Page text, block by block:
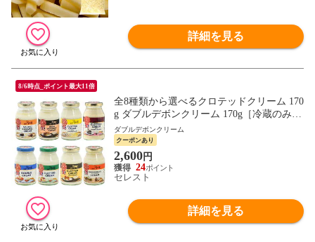
詳細を見る
8/6時点_ポイント最大11倍
全8種類から選べるクロテッドクリーム 170
g ダブルデボンクリーム 170g［冷蔵のみ］
【7営業日以内に出荷】[D][R]
ダブルデボンクリーム
クーポンあり
2,600円
24
セレスト
詳細を見る